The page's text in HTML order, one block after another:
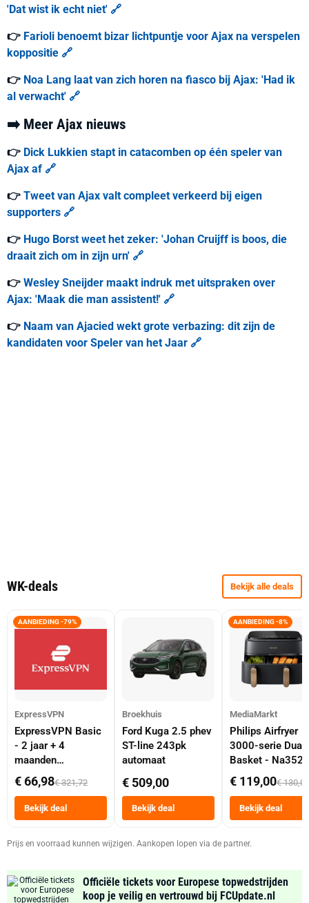
'Dat wist ik echt niet' 🔗
👉 Farioli benoemt bizar lichtpuntje voor Ajax na verspelen
koppositie 🔗
👉 Noa Lang laat van zich horen na fiasco bij Ajax: 'Had ik
al verwacht' 🔗
➡️ Meer Ajax nieuws
👉 Dick Lukkien stapt in catacomben op één speler van
Ajax af 🔗
👉 Tweet van Ajax valt compleet verkeerd bij eigen
supporters 🔗
👉 Hugo Borst weet het zeker: 'Johan Cruijff is boos, die
draait zich om in zijn urn' 🔗
👉 Wesley Sneijder maakt indruk met uitspraken over
Ajax: 'Maak die man assistent!' 🔗
👉 Naam van Ajacied wekt grote verbazing: dit zijn de
kandidaten voor Speler van het Jaar 🔗
WK-deals Bekijk alle deals
AANBIEDING -79%
ExpressVPN
ExpressVPN Basic
- 2 jaar + 4
maanden
abonnement
€ 66,98€ 321,72
Bekijk deal
Broekhuis
Ford Kuga 2.5 phev
ST-line 243pk
automaat
€ 509,00
Bekijk deal
AANBIEDING -8%
MediaMarkt
Philips Airfryer
3000-serie Dual
Basket -
Dubbele Mand 9
Tot 6 Personen
Heteluchtfriteuse
Zwart
€ 119,00€ 130,00
Bekijk deal
Prijs en voorraad kunnen wijzigen. Aankopen lopen via de partner.
Officiële tickets voor Europese topwedstrijden
koop je veilig en vertrouwd bij FCUpdate.nl